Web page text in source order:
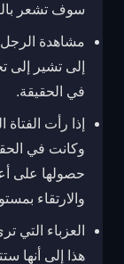
سوف تشعر
مشاهدة
إلى تشير إلى
في الحقيقة.
إذا رأت
وكانت في
حصولها على
والارتقاء
العزباء
هذا إلى أنها